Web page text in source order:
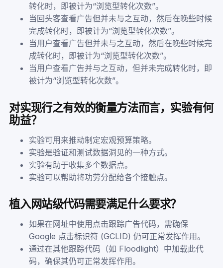
转化时，即被计为“浏览型转化次数”。
当回头客查看广告但并未与之互动，然后在晚些时候
完成转化时，即被计为“浏览型转化次数”。
当用户查看广告但并未与之互动，然后在晚些时候完
成转化时，即被计为“浏览型转化次数”。
当用户查看广告并与之互动，但并未完成转化时，即
被计为“浏览型转化次数”。
对实现行之有效的衡量方法而言，实验有何
助益？
实验可用来推动制定宏观预算策略。
实验是验证和测试数据洞见的一种方式。
实验有助于收集多个数据点。
实验可以帮助将功劳分配给各个接触点。
植入网站级代码需要满足什么要求？
如果在网址中使用点击跟踪广告代码，需确保
Google 点击标识符 (GCLID) 仍可正常发挥作用。
通过在其他跟踪代码（如 Floodlight）中加载此代
码，确保其仍可正常发挥作用。